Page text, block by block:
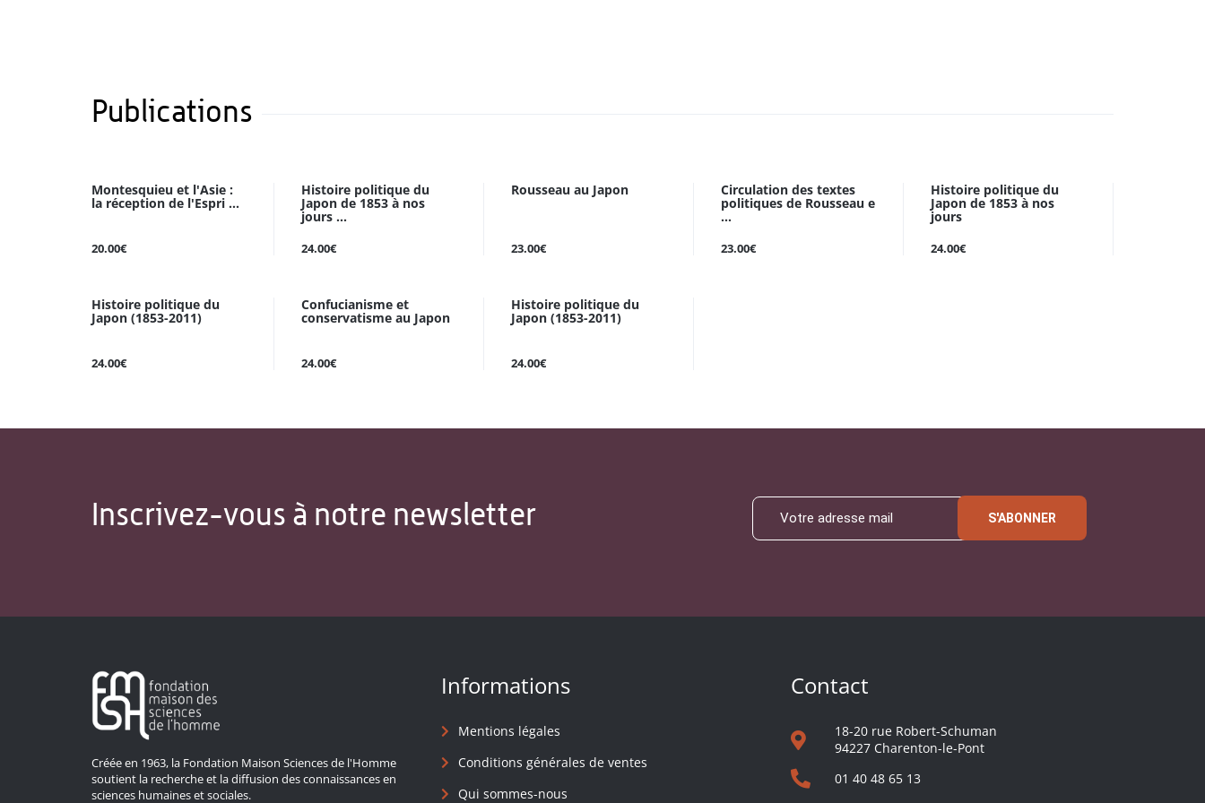
Publications
Montesquieu et l'Asie :
la réception de l'Espri ...
20.00€
Histoire politique du
Japon de 1853 à nos
jours ...
24.00€
Rousseau au Japon
23.00€
Circulation des textes
politiques de Rousseau e
...
23.00€
Histoire politique du
Japon de 1853 à nos
jours
24.00€
Histoire politique du
Japon (1853-2011)
24.00€
Confucianisme et
conservatisme au Japon
24.00€
Histoire politique du
Japon (1853-2011)
24.00€
Inscrivez-vous à notre newsletter S'ABONNER
Créée en 1963, la Fondation Maison Sciences de l'Homme
soutient la recherche et la diffusion des connaissances en
sciences humaines et sociales.
Informations
Mentions légales
Conditions générales de ventes
Qui sommes-nous
Contact
18-20 rue Robert-Schuman
94227 Charenton-le-Pont
01 40 48 65 13